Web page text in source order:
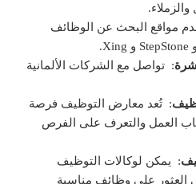
مواقع البحث عن الوظائف
: تواصل مع الشركات الألمانية
: تُعد معارض التوظيف فرصة
العمل والتعرف على الفرص
: يمكن لوكالات التوظيف
على وظائف مناسبة